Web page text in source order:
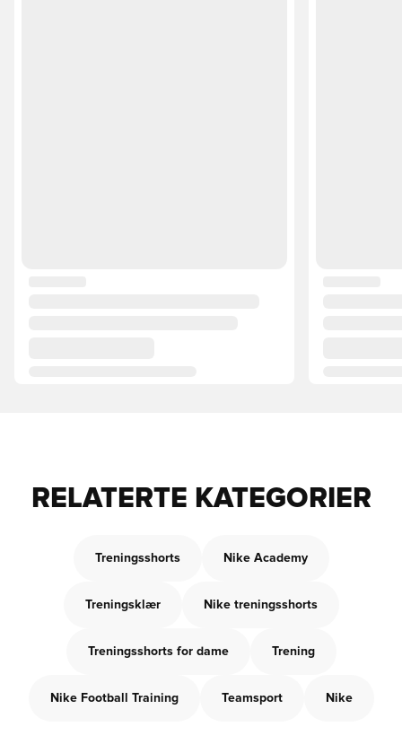
RELATERTE KATEGORIER
Treningsshorts Nike Academy
Treningsklær Nike treningsshorts
Treningsshorts for dame Trening
Nike Football Training Teamsport Nike